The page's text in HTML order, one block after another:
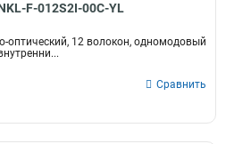
F-012S2I-00C-YL
оптический, 12 волокон, одномодовый
Сравнить